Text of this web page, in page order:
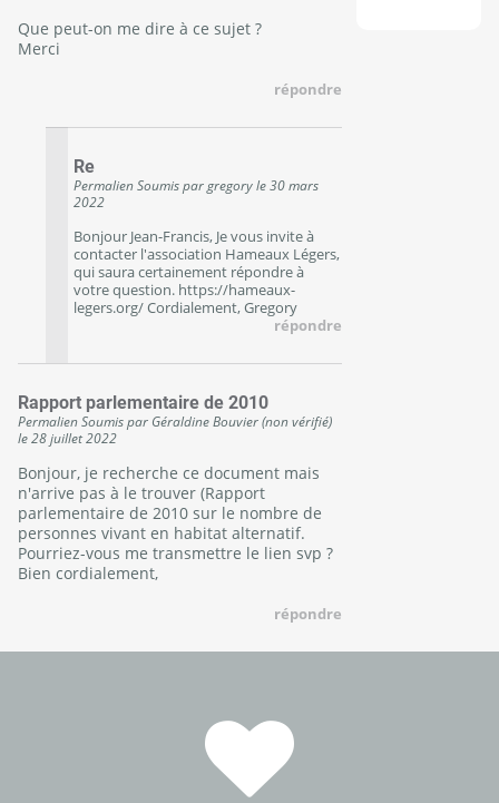
Que peut-on me dire à ce sujet ?
Merci
répondre
Re
PermalienSoumis pargregoryle30 mars
2022
Bonjour Jean-Francis, Je vous invite à
contacter l'association Hameaux Légers,
qui saura certainement répondre à
votre question. https://hameaux-
legers.org/ Cordialement, Gregory
répondre
Rapport parlementaire de 2010
PermalienSoumis par Géraldine Bouvier (non vérifié)
le28 juillet 2022
Bonjour, je recherche ce document mais
n'arrive pas à le trouver (Rapport
parlementaire de 2010 sur le nombre de
personnes vivant en habitat alternatif.
Pourriez-vous me transmettre le lien svp ?
Bien cordialement,
répondre